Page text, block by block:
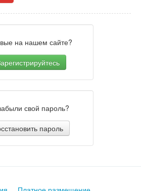
на нашем сайте?
свой пароль?
пароль